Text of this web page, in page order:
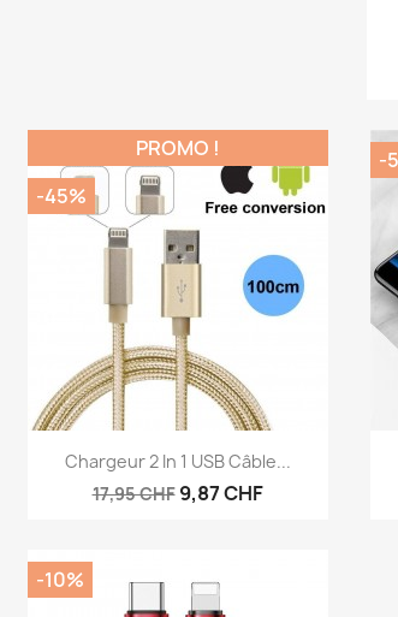
Aperçu rapide
Chargeur 2 In 1 USB Câble...
17,95 CHF 9,87 CHF
PROMO !
-45%
-
-10%